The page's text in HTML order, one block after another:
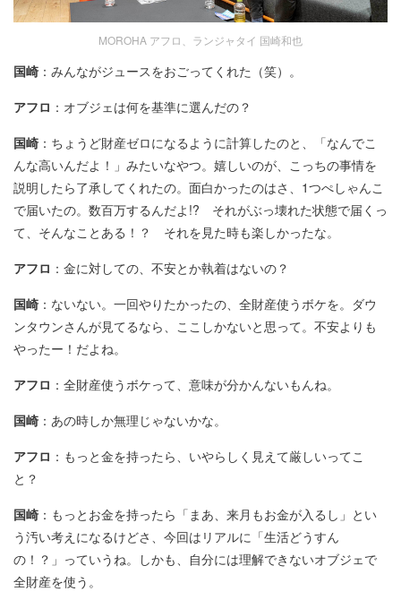
MOROHA アフロ、ランジャタイ 国崎和也
国崎 ：みんながジュースをおごってくれた（笑）。
アフロ ：オブジェは何を基準に選んだの？
国崎 ：ちょうど財産ゼロになるように計算したのと、「なんでこ
んな高いんだよ！」みたいなやつ。嬉しいのが、こっちの事情を
説明したら了承してくれたの。面白かったのはさ、1つぺしゃんこ
で届いたの。数百万するんだよ!? それがぶっ壊れた状態で届くっ
て、そんなことある！？ それを見た時も楽しかったな。
アフロ ：金に対しての、不安とか執着はないの？
国崎 ：ないない。一回やりたかったの、全財産使うボケを。ダウ
ンタウンさんが見てるなら、ここしかないと思って。不安よりも
やったー！だよね。
アフロ ：全財産使うボケって、意味が分かんないもんね。
国崎 ：あの時しか無理じゃないかな。
アフロ ：もっと金を持ったら、いやらしく見えて厳しいってこ
と？
国崎 ：もっとお金を持ったら「まあ、来月もお金が入るし」とい
う汚い考えになるけどさ、今回はリアルに「生活どうすん
の！？」っていうね。しかも、自分には理解できないオブジェで
全財産を使う。